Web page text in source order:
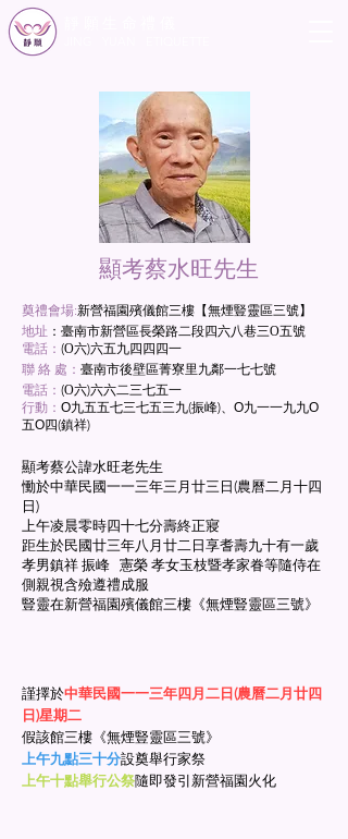
​顯考蔡水旺先生
奠禮會場:新營福園殯儀館三樓【無煙豎靈區三號】
地址 ：臺南市新營區長榮路二段四六八巷三Ο五號
電話： (Ο六)六五九四四四一
聯 絡 處： 臺南市後壁區菁寮里九鄰一七七號
電話： (Ο六)六六二三七五一
行動： Ο九五五七三七五三九(振峰)、Ο九一一九九Ο
五Ο四(鎮祥)
顯考蔡公諱水旺老先生
慟於中華民國一一三年三月廿三日(農曆二月十四
日)
上午凌晨零時四十七分壽終正寢
距生於民國廿三年八月廿二日享耆壽九十有一歲
孝男鎮祥 振峰 憲榮 孝女玉枝暨孝家眷等隨侍在
側親視含殮遵禮成服
豎靈在新營福園殯儀館三樓《無煙豎靈區三號》
謹擇於中華民國一一三年四 月二 日(農曆二月廿四
日)星期二
假該館三樓 《無煙豎靈區三號》
上午九點三十分設奠舉行家祭
上午十點舉行公祭隨即發引新營福園火化